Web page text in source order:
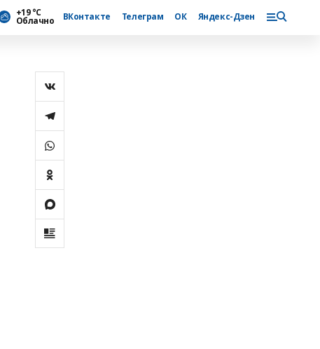
+19 °С
Облачно ВКонтакте Телеграм ОК Яндекс-Дзен